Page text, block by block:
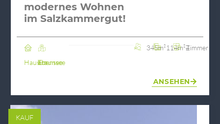
modernes Wohnen
im Salzkammergut!
HausEbensee am Traunsee
345m²114m²4 Zimmer
ANSEHEN
KAUF